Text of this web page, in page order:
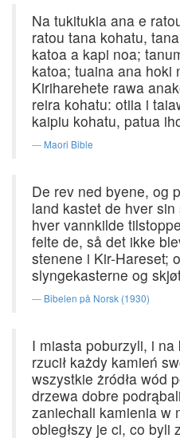
Na tukitukia ana e
ratou tana kohatu,
katoa a kapi noa;
katoa; tuaina ana hoki
Kiriharehete rawa
reira kohatu: otiia i
kaipiu kohatu, patua
Maori Bible
De rev ned byene, og
land kastet de hver
hver vannkilde
felte de, så det ikke
stenene i Kir-Hareset;
slyngekasterne og
Bibelen på Norsk (1930)
I miasta poburzyli, i
rzucił każdy kamień
wszystkie żródła wód
drzewa dobre
zaniechali kamienia w
obległszy je ci, co byli